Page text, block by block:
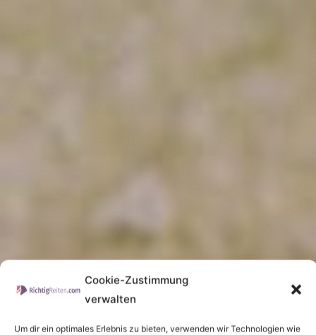
Cookie-Zustimmung
verwalten
Um dir ein optimales Erlebnis zu bieten, verwenden wir Technologien wie